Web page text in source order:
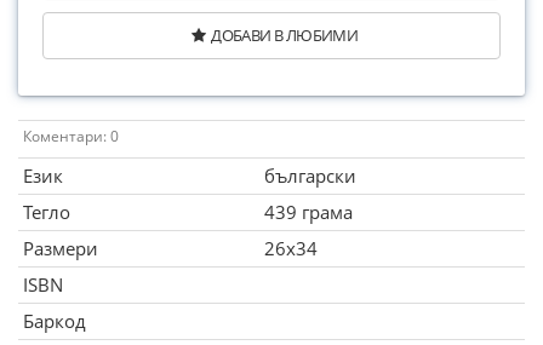
ДОБАВИ В ЛЮБИМИ
Коментари: 0
Език
български
Тегло
439 грама
Размери
26x34
ISBN
Баркод